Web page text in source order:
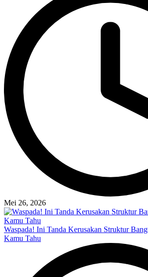
Mei 26, 2026
Waspada! Ini Tanda Kerusakan Struktur
Kamu Tahu